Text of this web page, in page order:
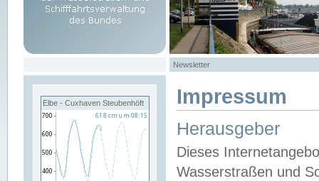
Newsletter
Elbe - Cuxhaven Steubenhöft Impressum
Herausgeber
Dieses
Wasserstraßen und